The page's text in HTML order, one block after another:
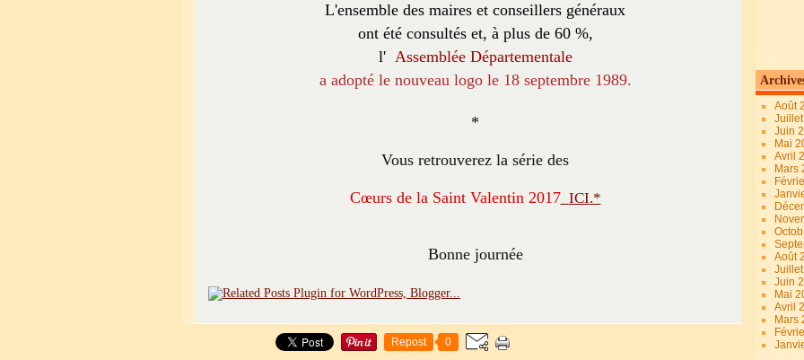
L'ensemble des maires et conseillers généraux
ont été consultés et, à plus de 60 %,
l' Assemblée Départementale
a adopté le nouveau logo le 18 septembre 1989.
*
Vous retrouverez la série des
Cœurs de la Saint Valentin 2017 ICI.*
Bonne journée
Repost 0
Août
Juin
Mai
Avril
Mars
Août
Juin
Mai
Avril
Mars